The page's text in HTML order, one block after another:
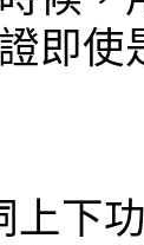
即使
上下